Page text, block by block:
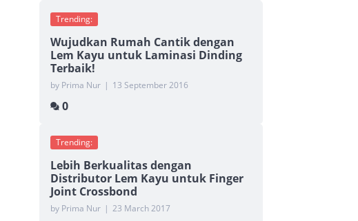
Trending:
Wujudkan Rumah Cantik dengan
Lem Kayu untuk Laminasi Dinding
Terbaik!
by Prima Nur | 13 September 2016
0
Trending:
Lebih Berkualitas dengan
Distributor Lem Kayu untuk Finger
Joint Crossbond
by Prima Nur | 23 March 2017